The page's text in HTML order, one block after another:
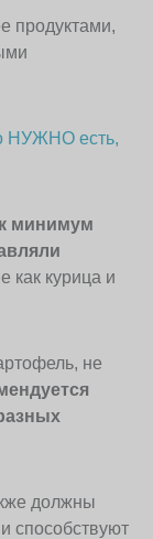
продуктами,
НУЖНО есть,
минимум
как курица и
не
должны
способствуют